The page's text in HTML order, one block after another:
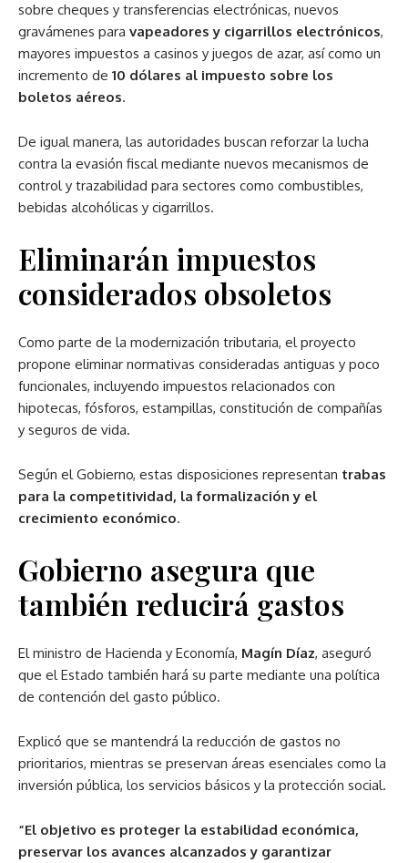
sobre cheques y transferencias electrónicas, nuevos
gravámenes para vapeadores y cigarrillos electrónicos,
mayores impuestos a casinos y juegos de azar, así como un
incremento de 10 dólares al impuesto sobre los
boletos aéreos.
De igual manera, las autoridades buscan reforzar la lucha
contra la evasión fiscal mediante nuevos mecanismos de
control y trazabilidad para sectores como combustibles,
bebidas alcohólicas y cigarrillos.
Eliminarán impuestos
considerados obsoletos
Como parte de la modernización tributaria, el proyecto
propone eliminar normativas consideradas antiguas y poco
funcionales, incluyendo impuestos relacionados con
hipotecas, fósforos, estampillas, constitución de compañías
y seguros de vida.
Según el Gobierno, estas disposiciones representan trabas
para la competitividad, la formalización y el
crecimiento económico.
Gobierno asegura que
también reducirá gastos
El ministro de Hacienda y Economía, Magín Díaz, aseguró
que el Estado también hará su parte mediante una política
de contención del gasto público.
Explicó que se mantendrá la reducción de gastos no
prioritarios, mientras se preservan áreas esenciales como la
inversión pública, los servicios básicos y la protección social.
“El objetivo es proteger la estabilidad económica,
preservar los avances alcanzados y garantizar